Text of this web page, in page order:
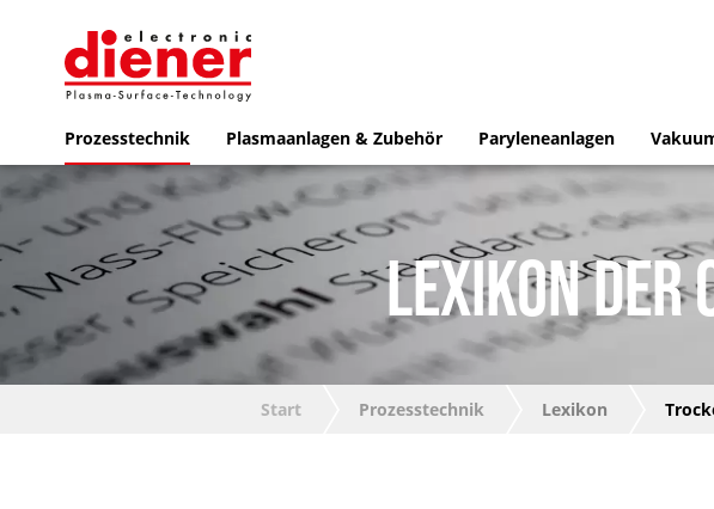
Prozesstechnik Plasmaanlagen & Zubehör Paryleneanlagen
LEXIKON DER
Start Prozesstechnik Lexikon